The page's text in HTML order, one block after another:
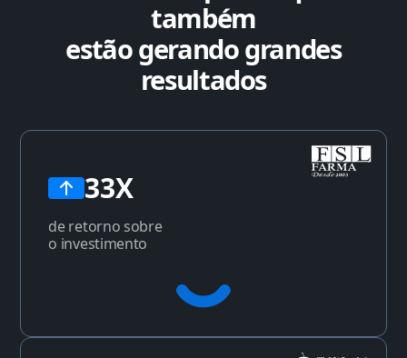
também
estão gerando grandes
resultados
33X
de retorno sobre
o investimento